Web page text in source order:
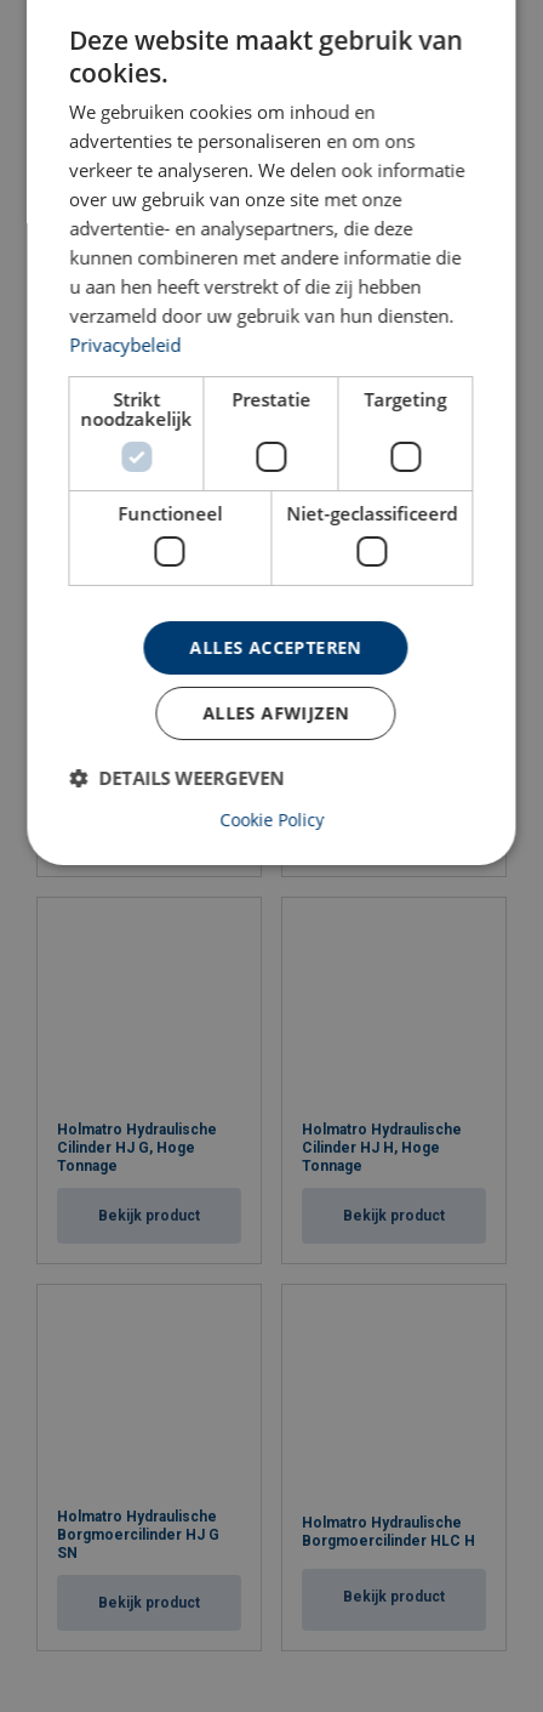
Bekijk product Bekijk product
Holmatro Hydraulische
Cilinder HAC H,
Aluminium
Bekijk product
Cilinder HFC S, platte
Bekijk product
Cilinder HSC S, Korte Slag
Holmatro Hydraulische
Holmatro Hydraulische
Cilinder HJ G, Hoge
Tonnage
Bekijk product
Holmatro Hydraulische
Cilinder HJ H, Hoge
Tonnage
Bekijk product
Holmatro Hydraulische
Borgmoercilinder HJ G
SN
Bekijk product
Holmatro Hydraulische
Borgmoercilinder HLC H
Bekijk product
ENGLISH TRANSLATION
Deze website maakt gebruik van
cookies.
We gebruiken cookies om inhoud en
advertenties te personaliseren en om ons
verkeer te analyseren. We delen ook informatie
over uw gebruik van onze site met onze
advertentie- en analysepartners, die deze
kunnen combineren met andere informatie die
u aan hen heeft verstrekt of die zij hebben
verzameld door uw gebruik van hun diensten.
Privacybeleid
Strikt
noodzakelijk
Prestatie Targeting
Functioneel Niet-geclassificeerd
ALLES ACCEPTEREN
ALLES AFWIJZEN
DETAILS WEERGEVEN
Cookie Policy